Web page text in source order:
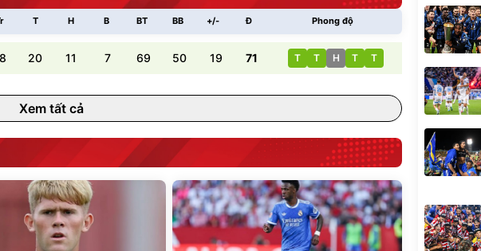
T H B BT BB +/- Đ Phong độ
20 11 7 69 50 19 71 T T H T T
Xem tất cả